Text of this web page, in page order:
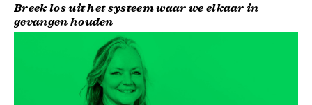
Breek los uit het systeem waar we elkaar in
gevangen houden